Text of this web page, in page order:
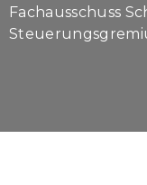
Fachausschuss